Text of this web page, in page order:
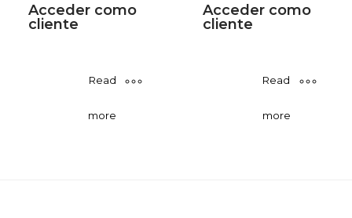
Acceder como
cliente
Read
more
Acceder como
cliente
Read
more